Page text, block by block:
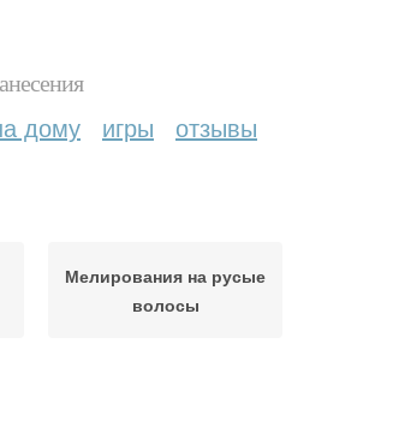
дому игры отзывы
Мелирования на русые
волосы